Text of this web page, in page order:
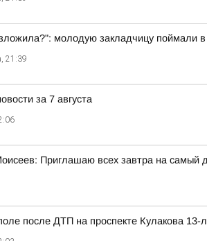
молодую закладчицу поймали в
21:39
за 7 августа
Приглашаю всех завтра на
после ДТП на проспекте Кулакова 13-